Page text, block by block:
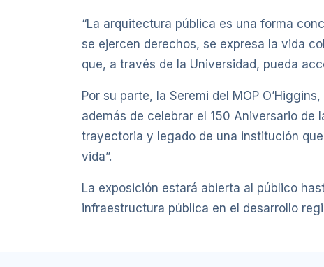
“La arquitectura pública es una forma
se ejercen derechos, se expresa la vida
que, a través de la Universidad, pueda
Por su parte, la Seremi del MOP
además de celebrar el 150 Aniversario de
trayectoria y legado de una institución
vida”.
La exposición estará abierta al público
infraestructura pública en el desarrollo